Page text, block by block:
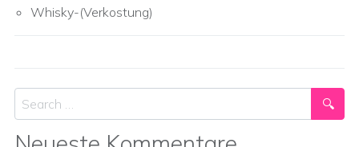
Whisky-(Verkostung)
Search